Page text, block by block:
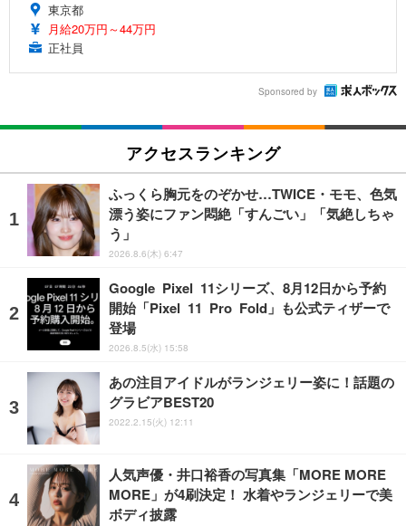
東京都
月給20万円～44万円
正社員
Sponsored by
アクセスランキング
ふっくら胸元をのぞかせ…TWICE・モモ、色気
漂う姿にファン悶絶「すんごい」「気絶しちゃ
う」
2026.8.6(木) 6:47
Google Pixel 11シリーズ、8月12日から予約
開始「Pixel 11 Pro Fold」も公式ティザーで
登場
2026.8.5(水) 15:58
あの注目アイドルがランジェリー姿に！話題の
グラビアBEST20
2022.2.15(火) 12:11
人気声優・井口裕香の写真集「MORE MORE
MORE」が4刷決定！ 水着やランジェリーで美
ボディ披露